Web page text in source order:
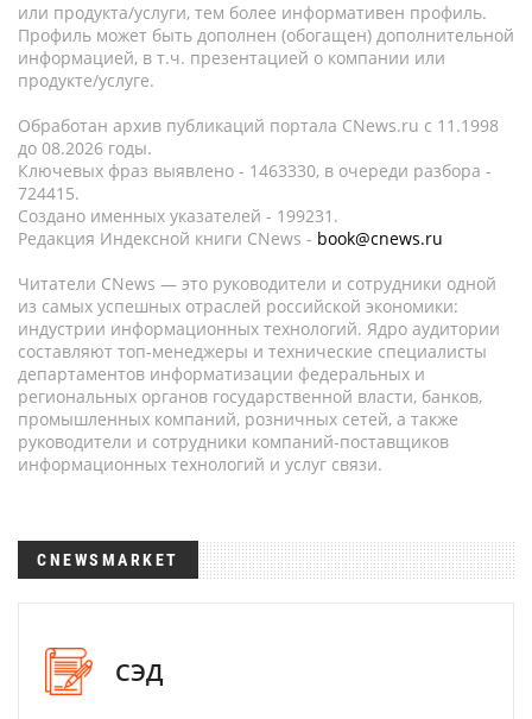
или продукта/услуги, тем более информативен профиль.
Профиль может быть дополнен (обогащен) дополнительной
информацией, в т.ч. презентацией о компании или
продукте/услуге.
Обработан архив публикаций портала CNews.ru c 11.1998
до 08.2026 годы.
Ключевых фраз выявлено - 1463330, в очереди разбора -
724415.
Создано именных указателей - 199231.
Редакция Индексной книги CNews - book@cnews.ru
Читатели CNews — это руководители и сотрудники одной
из самых успешных отраслей российской экономики:
индустрии информационных технологий. Ядро аудитории
составляют топ-менеджеры и технические специалисты
департаментов информатизации федеральных и
региональных органов государственной власти, банков,
промышленных компаний, розничных сетей, а также
руководители и сотрудники компаний-поставщиков
информационных технологий и услуг связи.
CNEWSMARKET
СЭД